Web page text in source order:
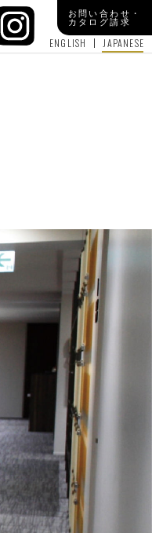
ENGLISH JAPANESE
お問い合わせ・
カタログ請求